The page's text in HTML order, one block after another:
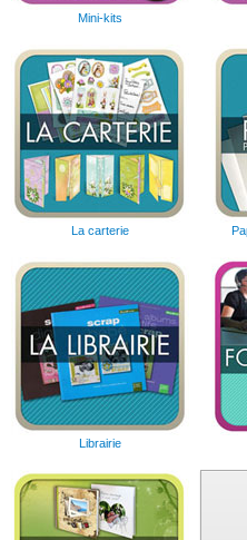
Mini-kits
La carterie
Librairie